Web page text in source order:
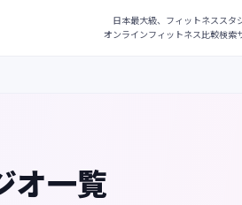
オ一覧